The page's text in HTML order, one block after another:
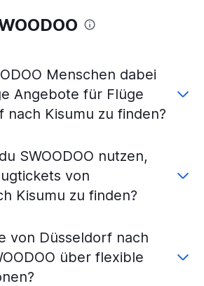
Menschen dabei
Angebote für Flüge
nach Kisumu zu finden?
SWOODOO nutzen,
von
Kisumu zu finden?
von Düsseldorf nach
über flexible